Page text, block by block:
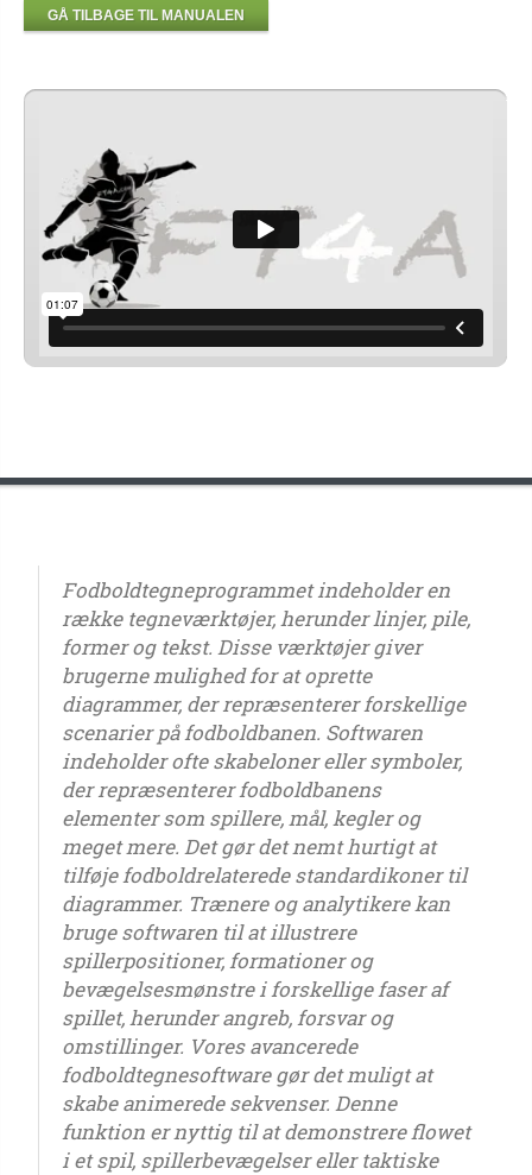
GÅ TILBAGE TIL MANUALEN
Fodboldtegneprogrammet indeholder en
række tegneværktøjer, herunder linjer, pile,
former og tekst. Disse værktøjer giver
brugerne mulighed for at oprette
diagrammer, der repræsenterer forskellige
scenarier på fodboldbanen. Softwaren
indeholder ofte skabeloner eller symboler,
der repræsenterer fodboldbanens
elementer som spillere, mål, kegler og
meget mere. Det gør det nemt hurtigt at
tilføje fodboldrelaterede standardikoner til
diagrammer. Trænere og analytikere kan
bruge softwaren til at illustrere
spillerpositioner, formationer og
bevægelsesmønstre i forskellige faser af
spillet, herunder angreb, forsvar og
omstillinger. Vores avancerede
fodboldtegnesoftware gør det muligt at
skabe animerede sekvenser. Denne
funktion er nyttig til at demonstrere flowet
i et spil, spillerbevægelser eller taktiske